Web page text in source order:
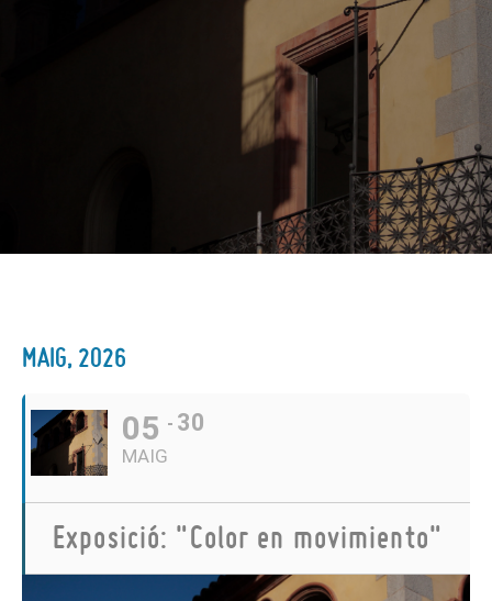
MAIG, 2026
05
MAIG
30
Exposició: "Color en movimiento"